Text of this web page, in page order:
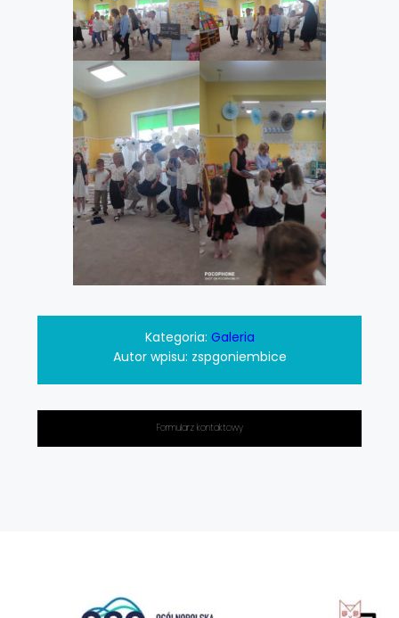
Kategoria: Galeria
Autor wpisu: zspgoniembice
Formularz kontaktowy